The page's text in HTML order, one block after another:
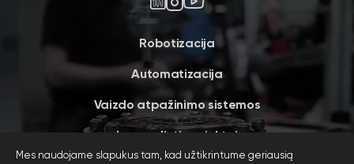
Robotizacija
Automatizacija
Vaizdo atpažinimo sistemos
Įgyvendinti projektai
Mes naudojame slapukus tam, kad užtikrintume geriausią